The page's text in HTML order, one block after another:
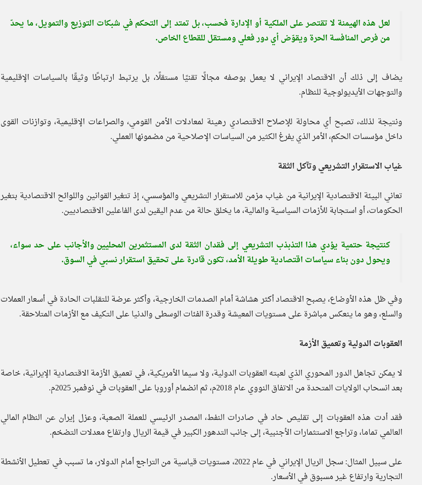
لعل هذه الهيمنة لا تقتصر على الملكية أو الإدارة فحسب، بل تمتد إلى التحكم في شبكات التوزيع والتمويل، ما يحدّ
من فرص المنافسة الحرة ويقوّض أي دور فعلي ومستقل للقطاع الخاص.
يضاف إلى ذلك أن الاقتصاد الإيراني لا يعمل بوصفه مجالًا تقنيًا مستقلًا، بل يرتبط ارتباطًا وثيقًا بالسياسات الإقليمية
والتوجهات الأيديولوجية للنظام.
ونتيجة لذلك، تصبح أي محاولة للإصلاح الاقتصادي رهينة لمعادلات الأمن القومي، والصراعات الإقليمية، وتوازنات القوى
داخل مؤسسات الحكم، الأمر الذي يفرغ الكثير من السياسات الإصلاحية من مضمونها العملي.
غياب الاستقرار التشريعي وتآكل الثقة
تعاني البيئة الاقتصادية الإيرانية من غياب مزمن للاستقرار التشريعي والمؤسسي، إذ تتغير القوانين واللوائح الاقتصادية بتغير
الحكومات، أو استجابة للأزمات السياسية والمالية، ما يخلق حالة من عدم اليقين لدى الفاعلين الاقتصاديين.
كنتيجة حتمية يؤدي هذا التذبذب التشريعي إلى فقدان الثقة لدى المستثمرين المحليين والأجانب على حد سواء،
ويحول دون بناء سياسات اقتصادية طويلة الأمد، تكون قادرة على تحقيق استقرار نسبي في السوق.
وفي ظل هذه الأوضاع، يصبح الاقتصاد أكثر هشاشة أمام الصدمات الخارجية، وأكثر عرضة للتقلبات الحادة في أسعار العملات
والسلع، وهو ما ينعكس مباشرة على مستويات المعيشة وقدرة الفئات الوسطى والدنيا على التكيف مع الأزمات المتلاحقة.
العقوبات الدولية وتعميق الأزمة
لا يمكن تجاهل الدور المحوري الذي لعبته العقوبات الدولية، ولا سيما الأمريكية، في تعميق الأزمة الاقتصادية الإيرانية، خاصة
بعد انسحاب الولايات المتحدة من الاتفاق النووي عام 2018م، ثم انضمام أوروبا على العقوبات في نوفمبر 2025م.
فقد أدت هذه العقوبات إلى تقليص حاد في صادرات النفط، المصدر الرئيسي للعملة الصعبة، وعزل إيران عن النظام المالي
العالمي تماما، وتراجع الاستثمارات الأجنبية، إلى جانب التدهور الكبير في قيمة الريال وارتفاع معدلات التضخم.
على سبيل المثال: سجل الريال الإيراني في عام 2022، مستويات قياسية من التراجع أمام الدولار، ما تسبب في تعطيل الأنشطة
التجارية وارتفاع غير مسبوق في الأسعار.